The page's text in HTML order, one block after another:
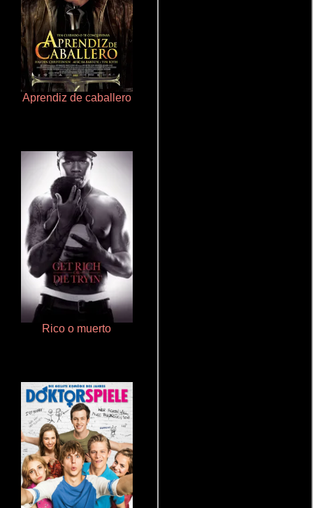
Aprendiz de caballero
Rico o muerto